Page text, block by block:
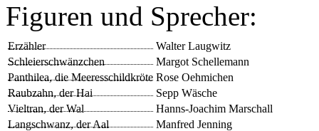
Figuren und Sprecher:
Erzähler
Walter Laugwitz
Schleierschwänzchen
Margot Schellemann
Panthilea, die Meeresschildkröte Rose Oehmichen
Raubzahn, der Hai
Sepp Wäsche
Vieltran, der Wal
Hanns-Joachim Marschall
Langschwanz, der Aal
Manfred Jenning